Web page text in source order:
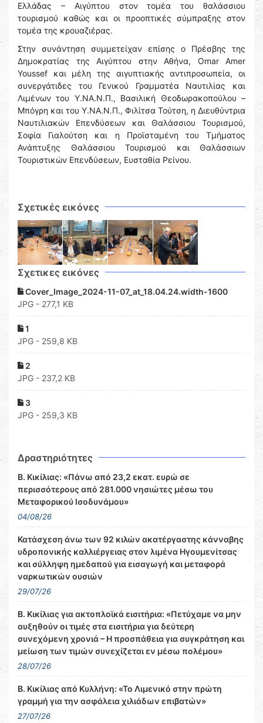
Ελλάδας – Αιγύπτου στον τομέα του θαλάσσιου
τουρισμού καθώς και οι προοπτικές σύμπραξης στον
τομέα της κρουαζιέρας.
Στην συνάντηση συμμετείχαν επίσης ο Πρέσβης της
Δημοκρατίας της Αιγύπτου στην Αθήνα, Omar Amer
Youssef και μέλη της αιγυπτιακής αντιπροσωπεία, οι
συνεργάτιδες του Γενικού Γραμματέα Ναυτιλίας και
Λιμένων του Υ.ΝΑ.Ν.Π., Βασιλική Θεοδωρακοπούλου –
Μπόγρη και του Υ.ΝΑ.Ν.Π., Φιλίτσα Τούτση, η Διευθύντρια
Ναυτιλιακών Επενδύσεων και Θαλάσσιου Τουρισμού,
Σοφία Γιαλούτση και η Προϊσταμένη του Τμήματος
Ανάπτυξης Θαλάσσιου Τουρισμού και Θαλάσσιων
Τουριστικών Επενδύσεων, Ευσταθία Ρείνου.
Σχετικές εικόνες
Σχετικες εικόνες
Cover_Image_2024-11-07_at_18.04.24.width-1600
JPG - 277,1 KB
1
JPG - 259,8 KB
2
JPG - 237,2 KB
3
JPG - 259,3 KB
Δραστηριότητες
Β. Κικίλιας: «Πάνω από 23,2 εκατ. ευρώ σε
περισσότερους από 281.000 νησιώτες μέσω του
Μεταφορικού Ισοδυνάμου»
04/08/26
Κατάσχεση άνω των 92 κιλών ακατέργαστης κάνναβης
υδροπονικής καλλιέργειας στον λιμένα Ηγουμενίτσας
και σύλληψη ημεδαπού για εισαγωγή και μεταφορά
ναρκωτικών ουσιών
29/07/26
Β. Κικίλιας για ακτοπλοϊκά εισιτήρια: «Πετύχαμε να μην
αυξηθούν οι τιμές στα εισιτήρια για δεύτερη
συνεχόμενη χρονιά – Η προσπάθεια για συγκράτηση και
μείωση των τιμών συνεχίζεται εν μέσω πολέμου»
28/07/26
Β. Κικίλιας από Κυλλήνη: «Το Λιμενικό στην πρώτη
γραμμή για την ασφάλεια χιλιάδων επιβατών»
27/07/26